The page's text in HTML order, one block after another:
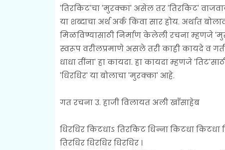
'तिरकिट'चा 'मुरक्का' असेल तर 'तिरकिट'
या शब्दाचा अर्थ अर्क किंवा सार होय. अर्थात
मिळविण्यासाठी निर्माण केलेली रचना म्हणजे
स्वरूप वरीलप्रमाणे असले तरी काही कायदे व
धाधा तींना' हा कायदा. हा कायदा म्हणजे
'धिरधिर' या बोलाचा 'मुरक्का' आहे.
गत रचना उ. हाजी विलायत अली खाँसाहेब
धिरधिर किटधाऽ तिरकिट धिन्ना किटधा
तिरधिर धिरधिर धिरधिर ।